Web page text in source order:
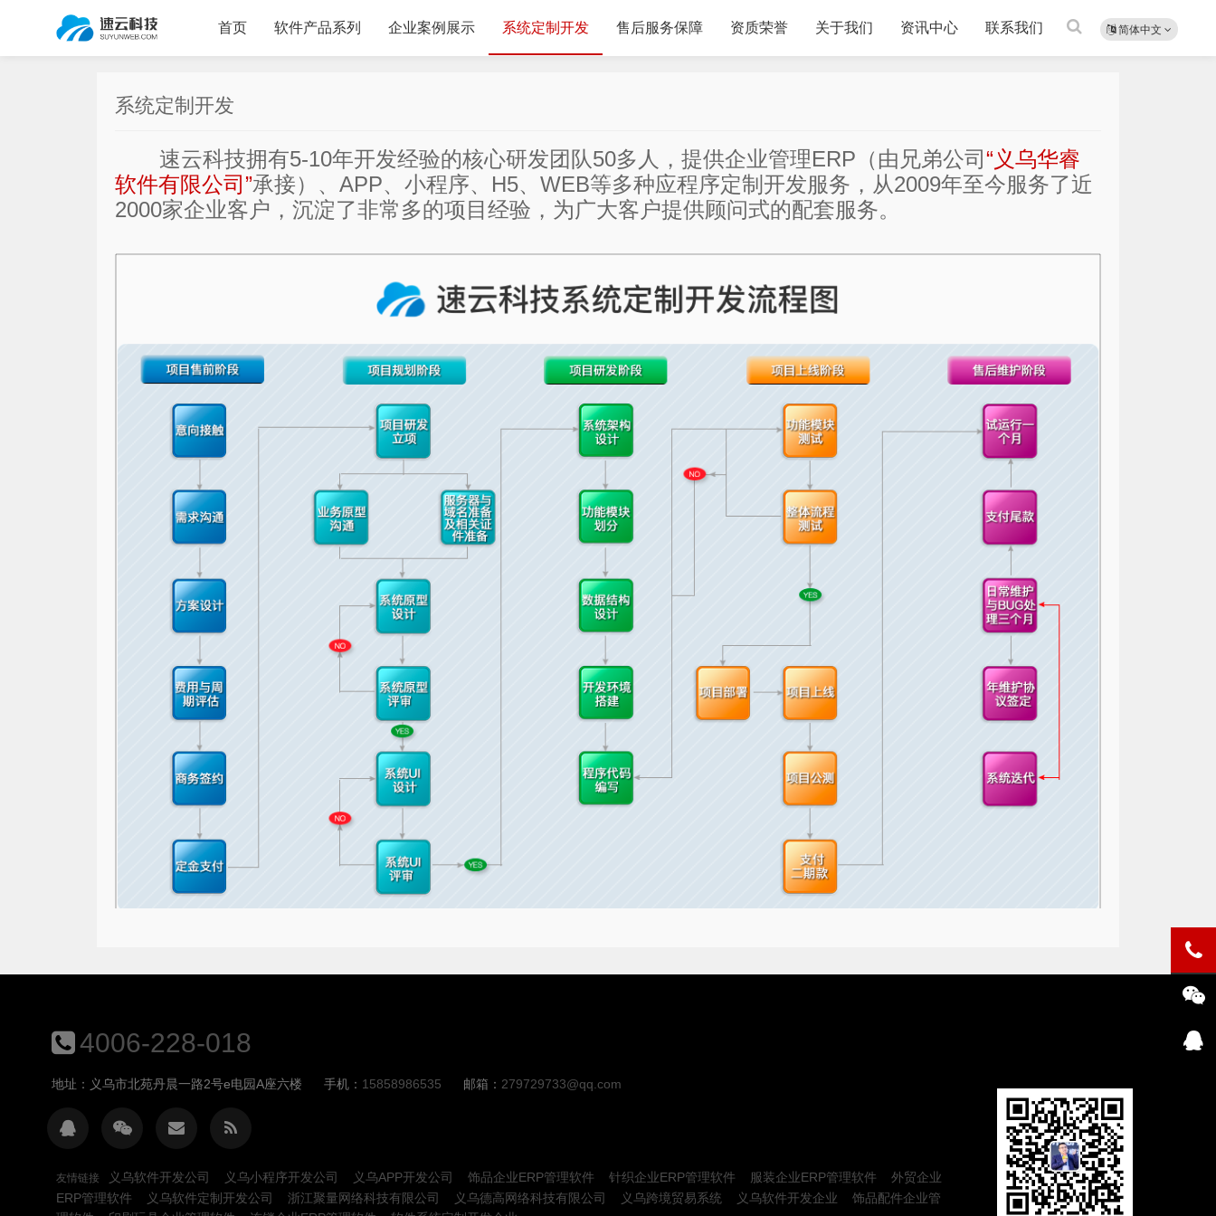
简体中文
首页 软件产品系列 企业案例展示 系统定制开发 售后服务保障 资质荣誉 关于我们 资讯中心 联系我们
系统定制开发
速云科技拥有5-10年开发经验的核心研发团队50多人，提供企业管理ERP（由兄弟公司 “义乌华睿
软件有限公司”承接）、APP、小程序、H5、WEB等多种应程序定制开发服务，从2009年至今服务了近
2000家企业客户，沉淀了非常多的项目经验，为广大客户提供顾问式的配套服务。
4006-228-018
地址：义乌市北苑丹晨一路2号e电园A座六楼 手机： 15858986535 邮箱： 279729733@qq.com
友情链接 义乌软件开发公司 义乌小程序开发公司 义乌APP开发公司 饰品企业ERP管理软件 针织企业ERP管理软件 服装企业ERP管理软件
外贸企业
ERP管理软件
义乌软件定制开发公司 浙江聚量网络科技有限公司 义乌德高网络科技有限公司 义乌跨境贸易系统 义乌软件开发企业
饰品配件企业管